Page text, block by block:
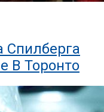
Спилберга
В Торонто